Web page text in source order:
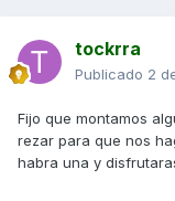
tockrra
Publicado 2
Fijo que montamos
rezar para que nos
habra una y